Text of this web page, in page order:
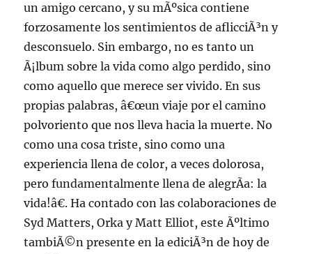
un amigo cercano, y su mÃºsica contiene
forzosamente los sentimientos de aflicciÃ³n y
desconsuelo. Sin embargo, no es tanto un
Ã¡lbum sobre la vida como algo perdido, sino
como aquello que merece ser vivido. En sus
propias palabras, â€œun viaje por el camino
polvoriento que nos lleva hacia la muerte. No
como una cosa triste, sino como una
experiencia llena de color, a veces dolorosa,
pero fundamentalmente llena de alegrÃ­a: la
vida!â€. Ha contado con las colaboraciones de
Syd Matters, Orka y Matt Elliot, este Ãºltimo
tambiÃ©n presente en la ediciÃ³n de hoy de